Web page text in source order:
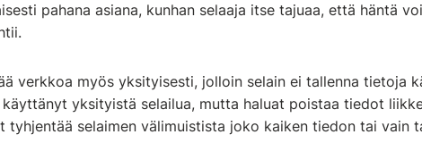
pahana asiana, kunhan selaaja itse tajuaa, että häntä
verkkoa myös yksityisesti, jolloin selain ei tallenna tietoja
yksityistä selailua, mutta haluat poistaa tiedot
tyhjentää selaimen välimuistista joko kaiken tiedon tai vain